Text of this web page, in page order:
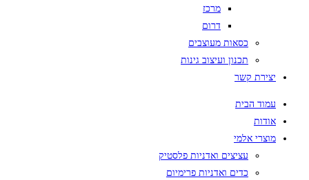
מרכז
דרום
כסאות מעוצבים
תכנון ועיצוב גינות
יצירת קשר
עמוד הבית
אודות
מוצרי אלמי
עציצים ואדניות פלסטיק
כדים ואדניות פרימיום